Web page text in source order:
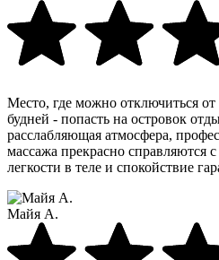
Место, где можно отключиться
будней - попасть на островок
расслабляющая атмосфера,
массажа прекрасно справляются
легкости в теле и спокойствие
Майя А.